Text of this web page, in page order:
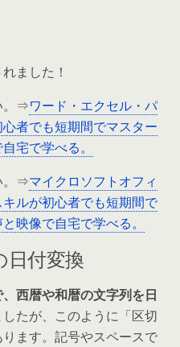
ました！
。⇒ワード・エクセル・パ
者でも短期間でマスター
宅で学べる。
。⇒マイクロソフトオフィ
ルが初心者でも短期間で
映像で自宅で学べる。
日付変換
西暦や和暦の文字列を日
たが、このように「区切
ます。記号やスペースで